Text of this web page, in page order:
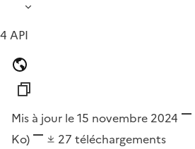
4 API
Mis à jour le 15 novembre 2024
Ko)
27 téléchargements